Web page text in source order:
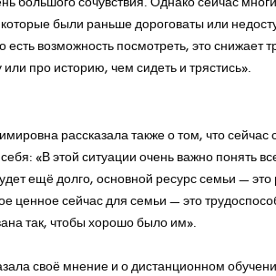
были раньше дороговаты или
есть возможность посмотреть, это снижает
или про историю, чем сидеть и трястись».
рассказала также о том, что
«В этой ситуации очень важно понять
ещё долго, основной ресурс семьи —
ценное сейчас для семьи — это
так, чтобы хорошо было им».
своё мнение и о дистанционном